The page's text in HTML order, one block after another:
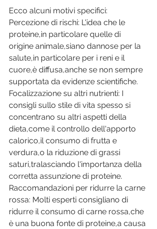
Ecco alcuni motivi specifici:
Percezione di rischi: L'idea che le
proteine,in particolare quelle di
origine animale,siano dannose per la
salute,in particolare per i reni e il
cuore,è diffusa,anche se non sempre
supportata da evidenze scientifiche.
Focalizzazione su altri nutrienti: I
consigli sullo stile di vita spesso si
concentrano su altri aspetti della
dieta,come il controllo dell'apporto
calorico,il consumo di frutta e
verdura,o la riduzione di grassi
saturi,tralasciando l'importanza della
corretta assunzione di proteine.
Raccomandazioni per ridurre la carne
rossa: Molti esperti consigliano di
ridurre il consumo di carne rossa,che
è una buona fonte di proteine,a causa